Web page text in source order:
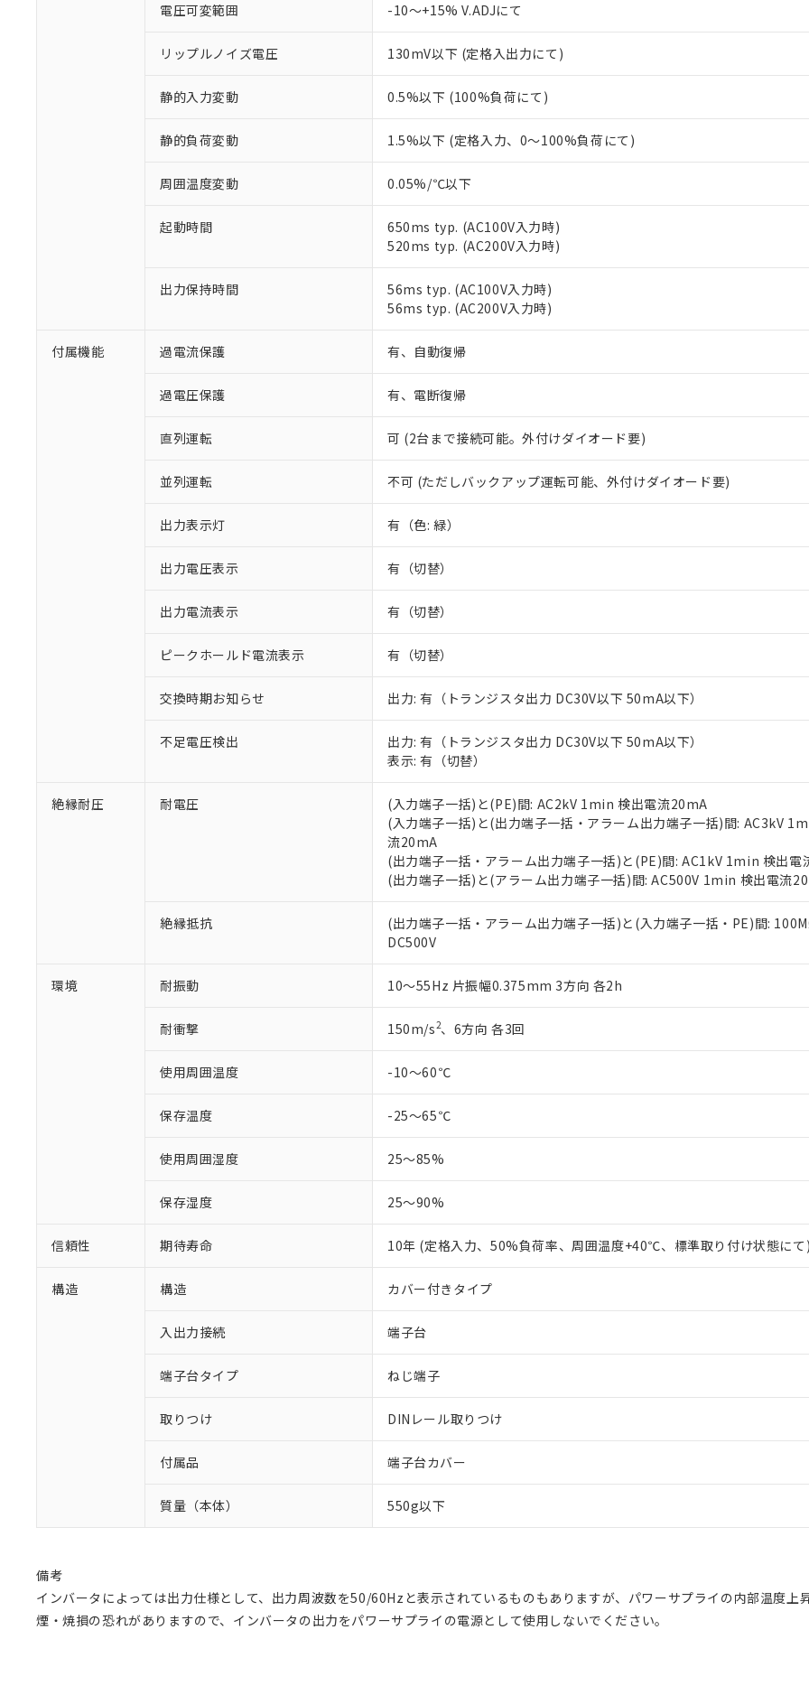
電圧可変範囲 -10～+15% V.ADJにて
リップルノイズ電圧 130mV以下 (定格入出力にて)
静的入力変動 0.5%以下 (100%負荷にて)
静的負荷変動 1.5%以下 (定格入力、0～100%負荷にて)
周囲温度変動 0.05%/℃以下
起動時間
650ms typ. (AC100V入力時)
520ms typ. (AC200V入力時)
出力保持時間
56ms typ. (AC100V入力時)
56ms typ. (AC200V入力時)
付属機能 過電流保護 有、自動復帰
過電圧保護 有、電断復帰
直列運転 可 (2台まで接続可能。外付けダイオード要)
並列運転 不可 (ただしバックアップ運転可能、外付けダイオード要)
出力表示灯 有（色: 緑）
出力電圧表示 有（切替）
出力電流表示 有（切替）
ピークホールド電流表示 有（切替）
交換時期お知らせ 出力: 有（トランジスタ出力 DC30V以下 50mA以下）
不足電圧検出
出力: 有（トランジスタ出力 DC30V以下 50mA以下）
表示: 有（切替）
絶縁耐圧 耐電圧
(入力端子一括)と(PE)間: AC2kV 1min 検出電流20mA
(入力端子一括)と(出力端子一括・アラーム出力端子一括)間: AC3kV
流20mA
(出力端子一括・アラーム出力端子一括)と(PE)間: AC1kV 1min 検出電
(出力端子一括)と(アラーム出力端子一括)間: AC500V 1min 検出電流
絶縁抵抗
(出力端子一括・アラーム出力端子一括)と(入力端子一括・PE)間:
DC500V
環境 耐振動 10～55Hz 片振幅0.375mm 3方向 各2h
耐衝撃 150m/s2、6方向 各3回
使用周囲温度 -10～60℃
保存温度 -25～65℃
使用周囲湿度 25～85%
保存湿度 25～90%
信頼性 期待寿命 10年 (定格入力、50%負荷率、周囲温度+40℃、標準取り付け状態にて)
構造 構造 カバー付きタイプ
入出力接続 端子台
端子台タイプ ねじ端子
取りつけ DINレール取りつけ
付属品 端子台カバー
質量（本体） 550g以下
備考
インバータによっては出力仕様として、出力周波数を50/60Hzと表示されているものもありますが、パワーサプライの内部温度上
煙・焼損の恐れがありますので、インバータの出力をパワーサプライの電源として使用しないでください。
ご利用条件
本サービスは、当社制御機器事業取扱商品の当社在庫状況および標準価格(税抜)を
くものです。
当社制御機器事業取扱商品の中には、本サービスの対象外となる商品もあること
在庫状況および標準価格照会結果は、記載している更新日時点での社内データに
のであり、閲覧された時点での実際の在庫および標準価格とは異なる場合がある
当社販売員にご相談ください。
オムロン制御機器販売店や当社販売拠点は「販売ネットワーク
」をご確認くだ
在庫状況および標準価格結果を当社の事前の承諾なく第三者に漏洩または開示し
マイパーツ機能（部品リスト作成サービス）をご利用いただくには、I-Webメンバ
お客様が当ウェブサイト上で当社にご登録された部品リストについて、当社およ
が、当社の製品・サービスに関するお客様との取引・商談に必要な範囲で利用す
※当社の共同利用者とは、"個人情報の共同利用に関して"
の「1.共同利用者の
いる法人を指します。
※1 対応状況
対応済み：EU RoHS指令（10物質）の非含有に対応した製品が提供可能な商品です。
対応予定：EU RoHS指令（10物質）の非含有に対応した製品に切り替える予定のある
対応予定なし：EU RoHS指令（10物質）の非含有に非対応の商品で、対応品を出す予
調査・確認中：EU RoHS指令（10物質）の非含有の対応状況を調査中または確認中の商
仕入先様の事情により、非含有部品としていたものが、含有品と判明した場合などやむ
*EU RoHS指令（10物質）：
フタル酸ビス(2-エチルヘキシル) (DEHP)(別名：DOP) 1000ppm以下、フタル酸ブチルベンジル（BBP）
フタル酸エステル類の４物質については閾値を超える意図的な使用がないことを確認しています。
※2 対応予定月
部品在庫の切り替え状況などにより、予定月が前後することがあります。
※3 非含有証明書ダウンロード
EU RoHS指令（10物質）の非含有証明書
51物質の非含有証明書（当社基準）
※本証明書は発行日時点で非含有を証明するもので、過去に遡って非含有を証明するも
また、RoHS指令のフタル酸エステル類４物質の対応では、対応完了までの期間は出
混在することから備考欄に対応日を記載しておりました。
既に当社にて対応品への在庫切替を完了していることから、特段のことがない限り、
り割愛しております。
※1 中国RoHS○×表
「○」：最大均質材料含有率が中国RoHSの基準値以下であることを示します。
「×」：最大均質材料含有率が中国RoHSの基準値を超えていることを示します。
*中国RoHS10物質の基準値 (GB/T26572)：
Pb(鉛) :1000ppm、 Hg(水銀) : 1000ppm、 Cd(カドミウム) : 100ppm、
Cr(Ⅵ)(六価クロム) : 1000ppm、 PBBs(ポリ臭化ビフェニル類) : 1000ppm、 PBDEs(ポリ臭化ジフェニルエーテ
DBP(フタル酸ジブチル) : 1000ppm、 DIBP(フタル酸ジイソブチル) : 1000ppm、 BBP(フタル酸ブチルベンジル)
DEHP(フタル酸ビス(2-エチルヘキシル)) : 1000ppm
「ｅ」：有害物質（10物質）のすべてが基準値以下であることを示します。
「10」：通常の使用状況下において有害物質が外部に漏えいし、環境に深刻な影響を及
「－」：未確認です。当社販売部門へお問い合わせください。
当社は、これら貴社製品のうち、外国為替および外国貿易法に定める商品（以下｢
う）を輸出または国外への提供する場合は、日本国政府の輸出許可(または役務取
などの必要な手続きをとります。
当社は規制貨物を破棄する場合は、完全に破砕するなど、違法に輸出されないよ
当社は貴社製品を、核兵器、ミサイル、化学兵器、生物兵器またはその他武器並
当社は、貴社製品を第三者に販売する場合は、上記1、2および3の内容を当該第三
また当社は、販売先および販売に係わる関係者が違法に輸出するおそれがある場
たしません。
一定数以上の在庫あり
一定数には満たないが在庫あり
在庫なし(最新の在庫状況については、お客様のお取引先、またはお客様担当
機器販売店・当社販売員にご確認ください)
受注生産機種、また在庫状況の情報を公開していない機種